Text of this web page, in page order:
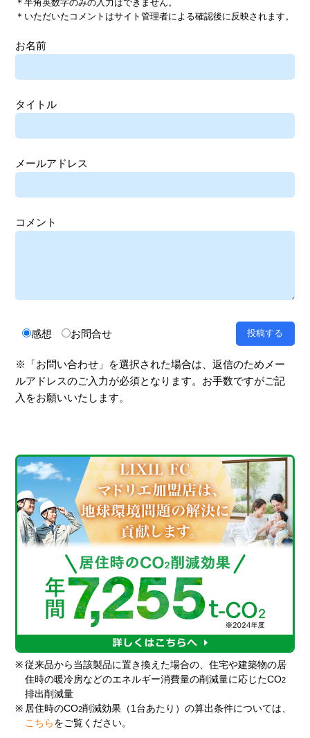
＊半角英数字のみの入力はできません。
＊いただいたコメントはサイト管理者による確認後に反映されます。
お名前
タイトル
メールアドレス
コメント
感想 お問合せ
※「お問い合わせ」を選択された場合は、返信のためメー
ルアドレスのご入力が必須となります。お手数ですがご記
入をお願いいたします。
※ 従来品から当該製品に置き換えた場合の、住宅や建築物の居
住時の暖冷房などのエネルギー消費量の削減量に応じたCO2
排出削減量
※ 居住時のCO2削減効果（1台あたり）の算出条件については、
こちら をご覧ください。